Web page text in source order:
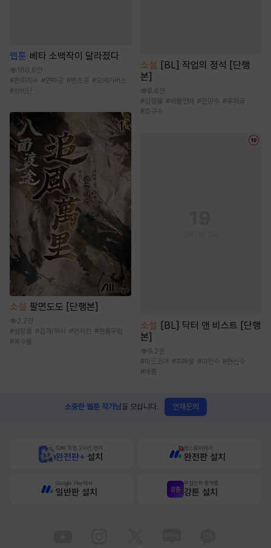
웹툰 베타 소백작이 달라졌다
160.6만
#츤데레수 #연하공 #벤츠공 #오메가버스
#성비단
소설 팔면도도 [단행본]
2.2만
#성장물 #검객/무사 #먼치킨 #전통무협
#복수물
소설 [BL] 작업의 정석 [단행
본]
8.6천
#삽질물 #배틀연애 #잔망수 #후회공
#호구수
소설 [BL] 닥터 앤 비스트 [단행
본]
9.2천
#하드코어 #피폐물 #미인수 #헌신수
#애증
소중한 웹툰 작가님을 모십니다. 연재문의
10배 적립, 2시간 먼저
완전판+ 설치
원스토어에서
완전판 설치
Google Play에서
일반판 설치
무협만화 플랫폼
강툰 설치